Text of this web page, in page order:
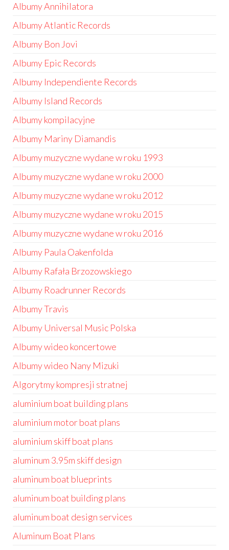
Albumy Annihilatora
Albumy Atlantic Records
Albumy Bon Jovi
Albumy Epic Records
Albumy Independiente Records
Albumy Island Records
Albumy kompilacyjne
Albumy Mariny Diamandis
Albumy muzyczne wydane w roku 1993
Albumy muzyczne wydane w roku 2000
Albumy muzyczne wydane w roku 2012
Albumy muzyczne wydane w roku 2015
Albumy muzyczne wydane w roku 2016
Albumy Paula Oakenfolda
Albumy Rafała Brzozowskiego
Albumy Roadrunner Records
Albumy Travis
Albumy Universal Music Polska
Albumy wideo koncertowe
Albumy wideo Nany Mizuki
Algorytmy kompresji stratnej
aluminium boat building plans
aluminium motor boat plans
aluminium skiff boat plans
aluminum 3.95m skiff design
aluminum boat blueprints
aluminum boat building plans
aluminum boat design services
Aluminum Boat Plans